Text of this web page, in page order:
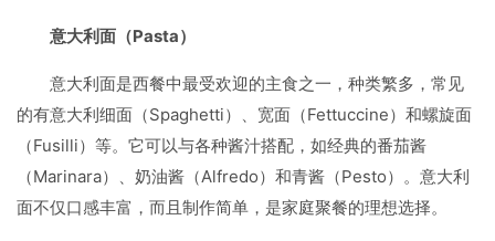
意大利面（Pasta）
意大利面是西餐中最受欢迎的主食之一，种类繁多，常见
的有意大利细面（Spaghetti）、宽面（Fettuccine）和螺旋面
（Fusilli）等。它可以与各种酱汁搭配，如经典的番茄酱
（Marinara）、奶油酱（Alfredo）和青酱（Pesto）。意大利
面不仅口感丰富，而且制作简单，是家庭聚餐的理想选择。